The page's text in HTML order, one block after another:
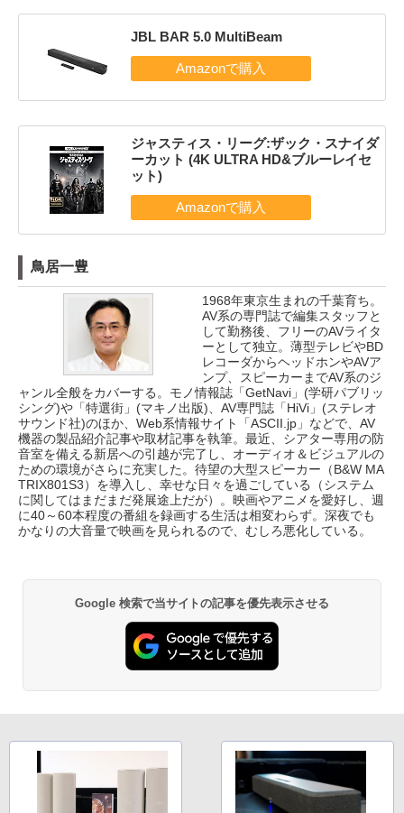
JBL BAR 5.0 MultiBeam
ジャスティス・リーグ:ザック・スナイダ
ーカット (4K ULTRA HD&ブルーレイセ
ット)
鳥居一豊
1968年東京生まれの千葉育ち。
AV系の専門誌で編集スタッフと
して勤務後、フリーのAVライタ
ーとして独立。薄型テレビやBD
レコーダからヘッドホンやAVア
ンプ、スピーカーまでAV系のジ
ャンル全般をカバーする。モノ情報誌「GetNavi」(学研パブリッ
シング)や「特選街」(マキノ出版)、AV専門誌「HiVi」(ステレオ
サウンド社)のほか、Web系情報サイト「ASCII.jp」などで、AV
機器の製品紹介記事や取材記事を執筆。最近、シアター専用の防
音室を備える新居への引越が完了し、オーディオ＆ビジュアルの
ための環境がさらに充実した。待望の大型スピーカー（B&W MA
TRIX801S3）を導入し、幸せな日々を過ごしている（システム
に関してはまだまだ発展途上だが）。映画やアニメを愛好し、週
に40～60本程度の番組を録画する生活は相変わらず。深夜でも
かなりの大音量で映画を見られるので、むしろ悪化している。
Google 検索で当サイトの記事を優先表示させる